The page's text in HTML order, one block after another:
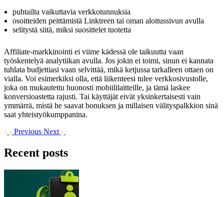
puhtailta vaikuttavia verkkotunnuksia
osoitteiden peittämistä Linktreen tai oman aloitussivun avulla
selitystä siitä, miksi suosittelet tuotetta
Affiliate-markkinointi ei viime kädessä ole taikuutta vaan
työskentelyä analytiikan avulla. Jos jokin ei toimi, sinun ei kannata
tuhlata budjettiasi vaan selvittää, mikä ketjussa tarkalleen ottaen on
vialla. Voi esimerkiksi olla, että liikenteesi tulee verkkosivustolle,
joka on mukautettu huonosti mobiililaitteille, ja tämä laskee
konversioastetta rajusti. Tai käyttäjät eivät yksinkertaisesti vain
ymmärrä, mistä he saavat bonuksen ja millaisen välityspalkkion sinä
saat yhteistyökumppanina.
Previous Next
Recent posts